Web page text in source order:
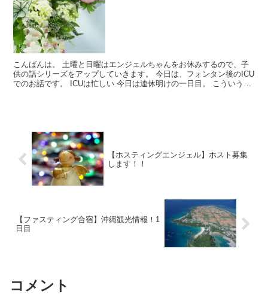
こんばんは。 土曜と日曜はエンジェルちゃんをお休みするので、子
供の話シリーズをアップしていきます。 今日は、フォンタン後のICU
でのお話です。 ICUは忙しい 今日は連休明けの一日目。 こういう日
【ホスティングエンジェル】ホスト募集
します！！
【ファスティング合宿】沖縄観光情報！1
日目
コメント